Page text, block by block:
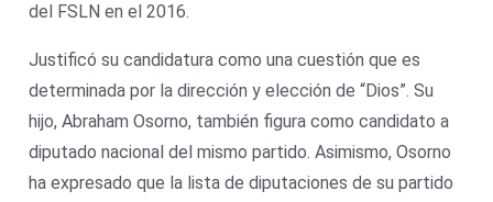
del FSLN en el 2016.
Justificó su candidatura como una cuestión que es
determinada por la dirección y elección de “Dios”. Su
hijo, Abraham Osorno, también figura como candidato a
diputado nacional del mismo partido. Asimismo, Osorno
ha expresado que la lista de diputaciones de su partido